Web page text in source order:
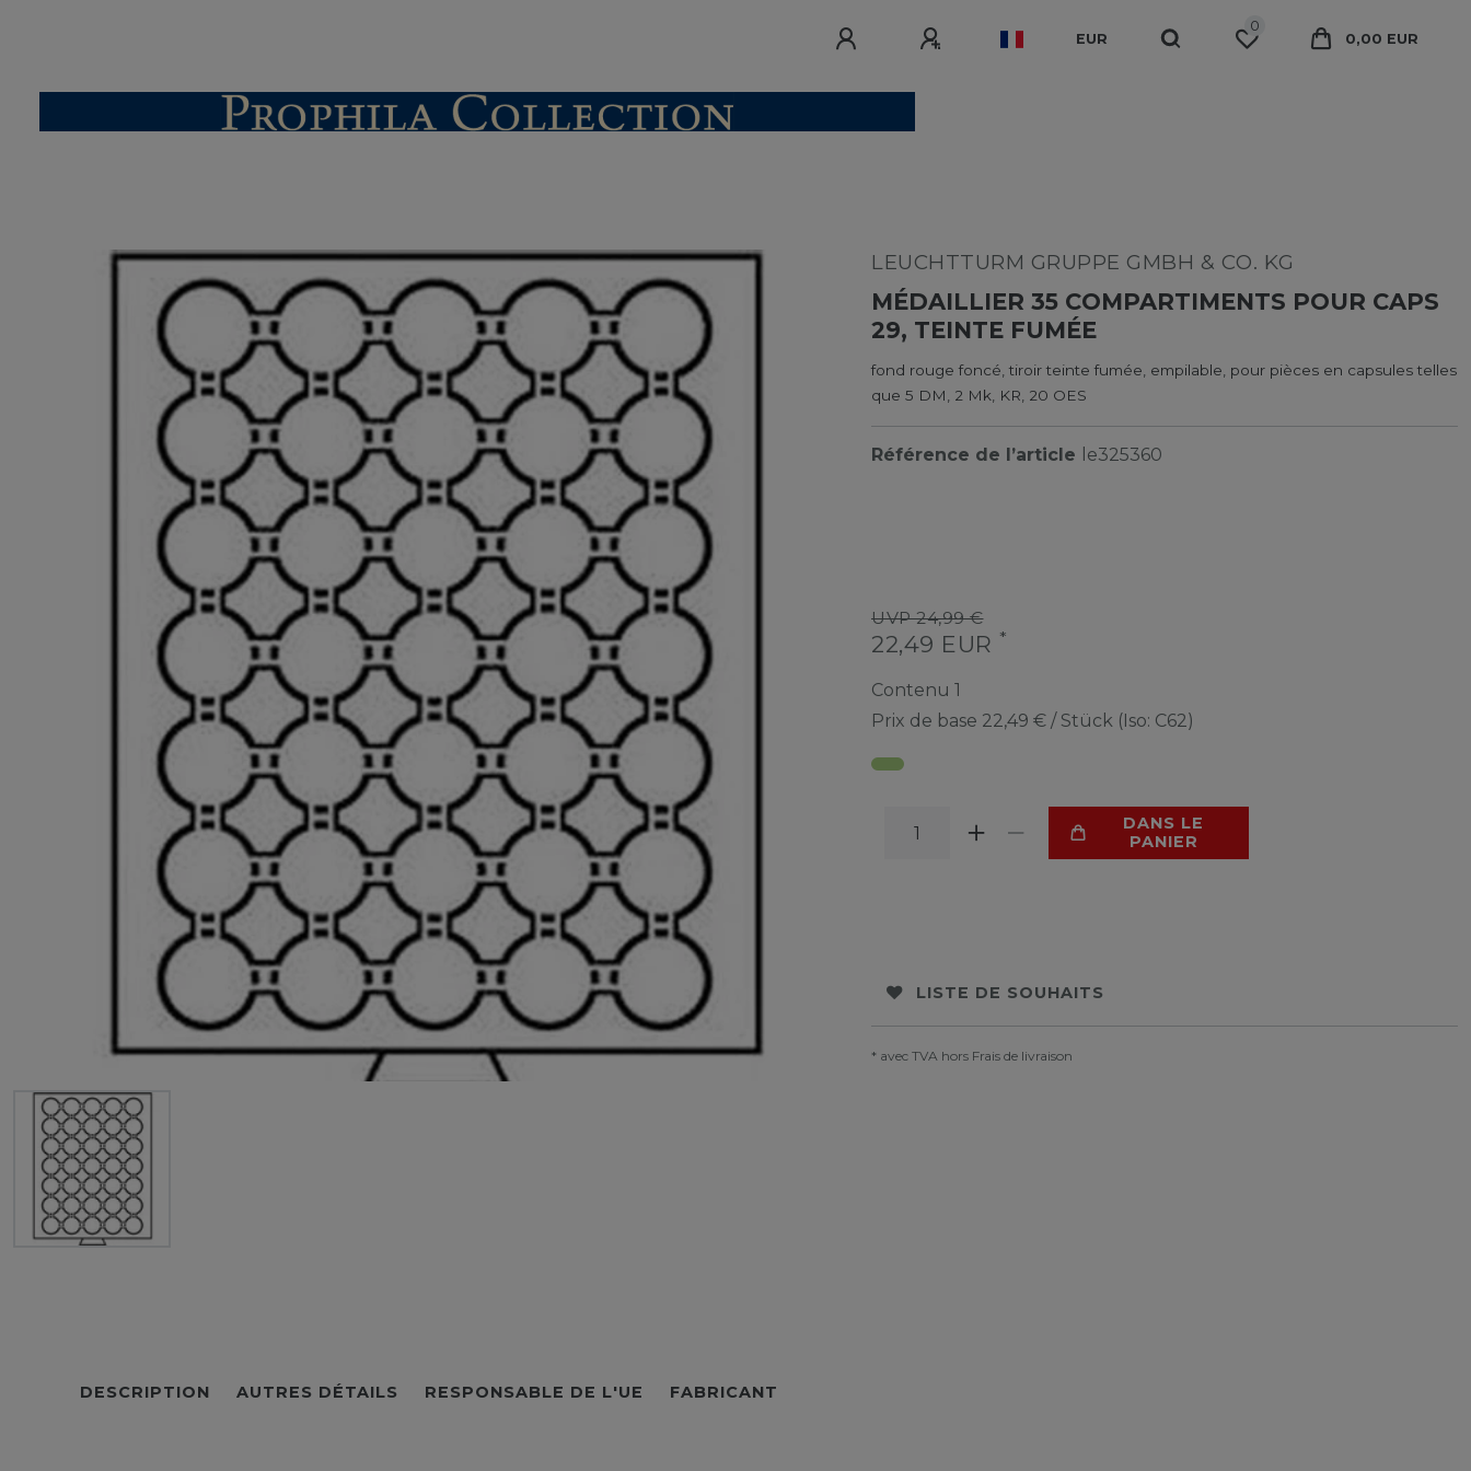
EUR
0
0,00 EUR
LEUCHTTURM GRUPPE GMBH & CO. KG
MÉDAILLIER 35 COMPARTIMENTS POUR CAPS
29, TEINTE FUMÉE
fond rouge foncé, tiroir teinte fumée, empilable, pour pièces en capsules telles
que 5 DM, 2 Mk, KR, 20 OES
Référence de l’article le325360
UVP 24,99 €
22,49 EUR *
Contenu 1
Prix de base 22,49 € / Stück (Iso: C62)
DANS LE
PANIER
LISTE DE SOUHAITS
* avec TVA hors Frais de livraison
DESCRIPTION AUTRES DÉTAILS RESPONSABLE DE L'UE FABRICANT